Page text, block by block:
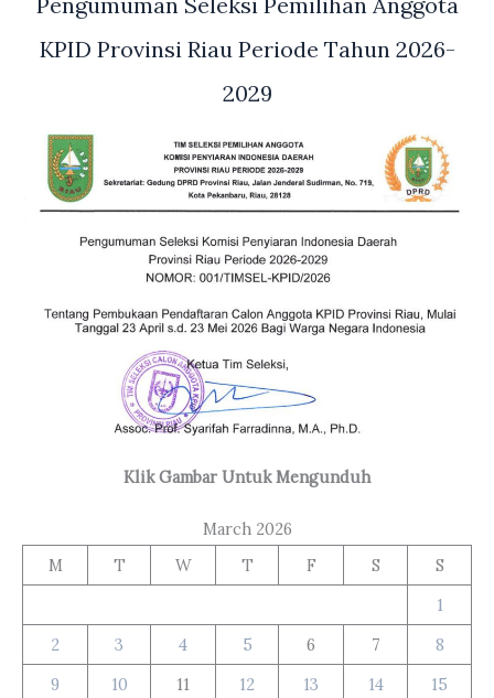
KPID Provinsi Riau Periode Tahun 2026-
2029
Klik Gambar Untuk Mengunduh
March 2026
M
T W T F S
S
1
2
3 4 5 6 7
8
9
10 11 12 13 14
15